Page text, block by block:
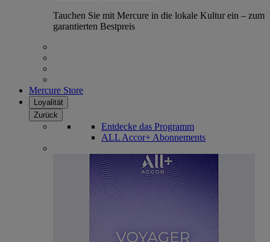
Tauchen Sie mit Mercure in die lokale Kultur ein – zum
garantierten Bestpreis
Mercure Store
Loyalität
Zurück
Entdecke das Programm
ALL Accor+ Abonnements